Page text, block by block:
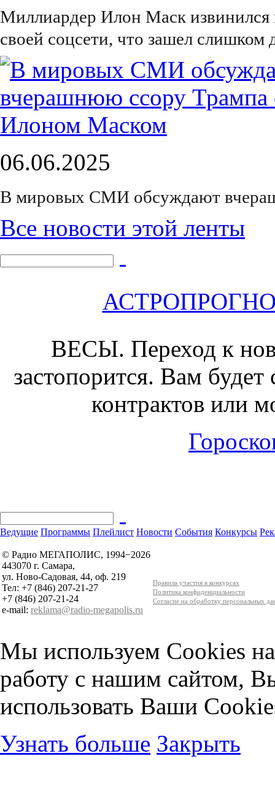
Миллиардер Илон Маск
своей соцсети, что зашел слишком
06.06.2025
В мировых СМИ обсуждают
Все новости этой ленты
ВЕСЫ. Переход к
застопорится. Вам
контрактов или
Ведущие Программы Плейлист Новости События Конкурсы
© Радио МЕГАПОЛИС, 1994−2026
443070 г. Самара,
ул. Ново-Садовая, 44, оф. 219
Тел: +7 (846) 207-21-27
+7 (846) 207-21-24
e-mail: reklama@radio-megapolis.ru
Правила участия в конкурсах
Политика конфиденциальности
Согласие на обработку персональных
Мы используем Cookies
работу с нашим сайтом,
использовать Ваши
Узнать больше Закрыть